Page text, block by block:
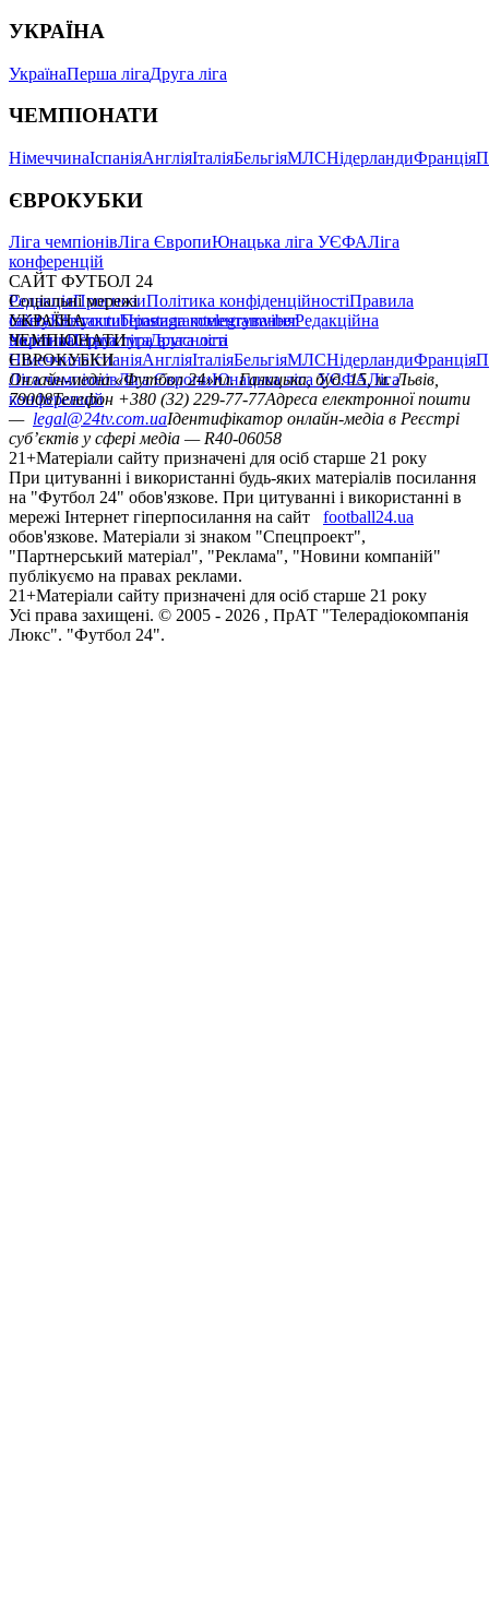
УКРАЇНА
УкраїнаПерша лігаДруга ліга
ЧЕМПІОНАТИ
НімеччинаІспаніяАнгліяІталіяБельгіяМЛСНідерландиФранція
ЄВРОКУБКИ
Ліга чемпіонівЛіга ЄвропиЮнацька ліга УЄФАЛіга
конференцій
САЙТ ФУТБОЛ 24
РедакціяПрогнозиПолітика конфіденційностіПравила
сайтуКонтактиПравила коментуванняРедакційна
політикаСтруктура власності
Соціальні мережі
facebookxyoutubeinstagramtelegramviber
УКРАЇНА
УкраїнаПерша лігаДруга ліга
ЧЕМПІОНАТИ
НімеччинаІспаніяАнгліяІталіяБельгіяМЛСНідерландиФранція
ЄВРОКУБКИ
Ліга чемпіонівЛіга ЄвропиЮнацька ліга УЄФАЛіга
конференцій
Онлайн-медіа «Футбол 24»пл. Галицька, буд. 15, м. Львів,
79008Телефон +380 (32) 229-77-77Адреса електронної пошти
— legal@24tv.com.uaІдентифікатор онлайн-медіа в Реєстрі
суб’єктів у сфері медіа — R40-06058
21+Матеріали сайту призначені для осіб старше 21 року
При цитуванні і використанні будь-яких матеріалів посилання
на "Футбол 24" обов'язкове. При цитуванні і використанні в
мережі Інтернет гіперпосилання на сайт
football24.ua
обов'язкове. Матеріали зі знаком "Спецпроект",
"Партнерський матеріал", "Реклама", "Новини компаній"
публікуємо на правах реклами.
21+Матеріали сайту призначені для осіб старше 21 року
Усi права захищенi. © 2005 - 2026 , ПрАТ "Телерадіокомпанія
Люкс". "Футбол 24".